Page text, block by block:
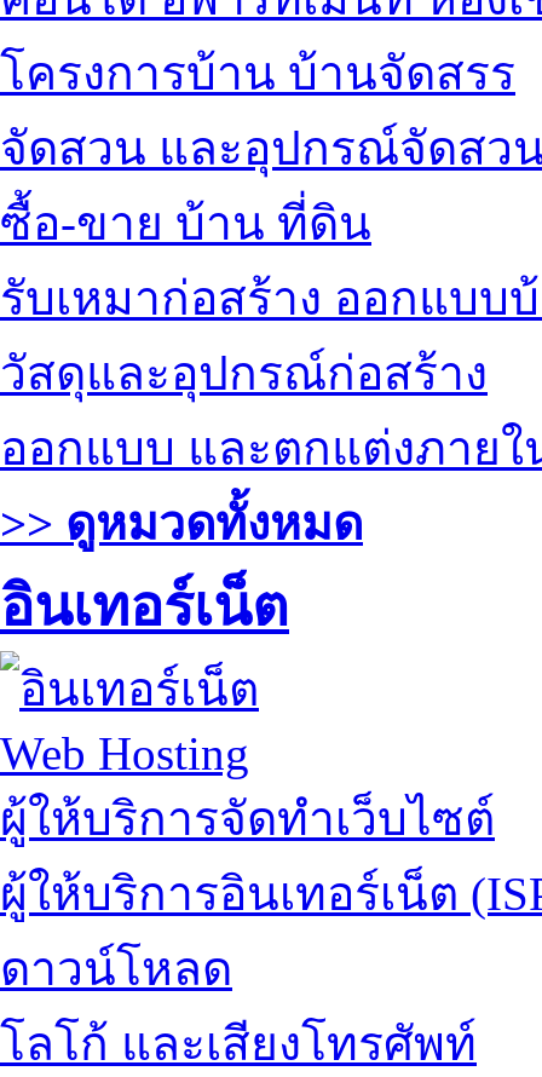
โครงการบ้าน บ้านจัดสรร
จัดสวน และอุปกรณ์จัดสว
ซื้อ-ขาย บ้าน ที่ดิน
รับเหมาก่อสร้าง ออกแบบ
วัสดุและอุปกรณ์ก่อสร้าง
ออกแบบ และตกแต่งภายใ
>> ดูหมวดทั้งหมด
อินเทอร์เน็ต
Web Hosting
ผู้ให้บริการจัดทำเว็บไซต์
ผู้ให้บริการอินเทอร์เน็ต
ดาวน์โหลด
โลโก้ และเสียงโทรศัพท์